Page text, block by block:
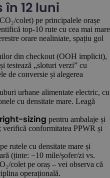
în 12 luni
colet) pe principalele orașe
top-10 rute cu cea mai mare
orare nealiniate, spațiu gol
din checkout (OOH implicit),
testează „sloturi verzi” cu
de conversie și alegerea
urbane alimentate electric, cu
cu densitate mare. Leagă
right-sizing pentru ambalaje și
conformitatea PPWR și
rutele cu densitate mare și
(ținte: −10 mile/șofer/zi vs.
colet pe oraș – vei observa că
operațională.